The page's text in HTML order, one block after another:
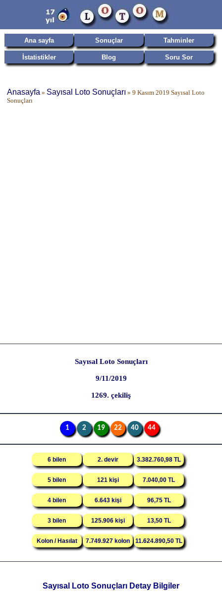
Ana sayfa Sonuçlar Tahminler
İstatistikler Blog Soru Sor
Anasayfa » Sayısal Loto Sonuçları » 9 Kasım 2019 Sayısal Loto
Sonuçları
Sayısal Loto Sonuçları
9/11/2019
1269. çekiliş
1 2 19 22 40 44
6 bilen 2. devir 3.382.760,98 TL
5 bilen 121 kişi 7.040,00 TL
4 bilen 6.643 kişi 96,75 TL
3 bilen 125.906 kişi 13,50 TL
Kolon / Hasılat 7.749.927 kolon 11.624.890,50 TL
Sayısal Loto Sonuçları Detay Bilgiler